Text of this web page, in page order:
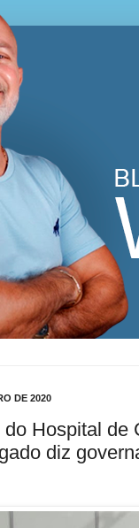
DE 2020
Hospital de
diz